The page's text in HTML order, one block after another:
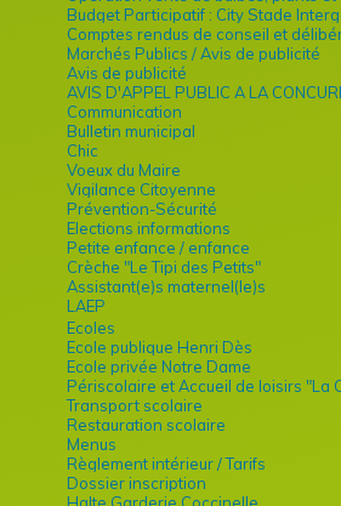
Budget Participatif : City Stade
Comptes rendus de conseil et
Marchés Publics / Avis de publicité
Avis de publicité
AVIS D'APPEL PUBLIC A LA
Communication
Bulletin municipal
Chic
Voeux du Maire
Vigilance Citoyenne
Prévention-Sécurité
Elections informations
Petite enfance / enfance
Crèche "Le Tipi des Petits"
Assistant(e)s maternel(le)s
LAEP
Ecoles
Ecole publique Henri Dès
Ecole privée Notre Dame
Périscolaire et Accueil de loisirs "La
Transport scolaire
Restauration scolaire
Menus
Règlement intérieur / Tarifs
Dossier inscription